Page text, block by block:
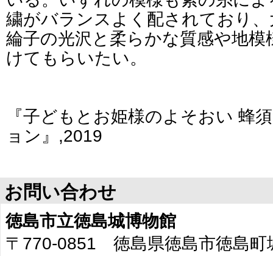
繍がバランスよく配されており
綸子の光沢と柔らかな質感や地
けてもらいたい。
『子どもとお姫様のよそおい 蜂
ョン』,2019
お問い合わせ
徳島市立徳島城博物館
〒770-0851 徳島県徳島市徳島町